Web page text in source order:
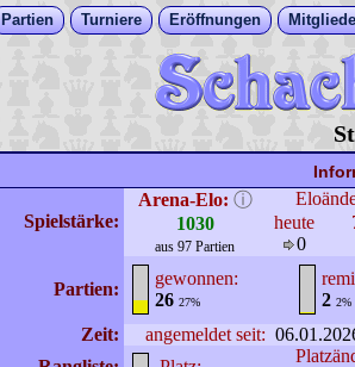
Partien Turniere Eröffnungen
Spielstärke:
Arena-Elo: ⓘ
1030
aus 97 Partien
heute
0
Partien:
gewonnen:
26 27%
2 2%
Zeit: angemeldet seit: